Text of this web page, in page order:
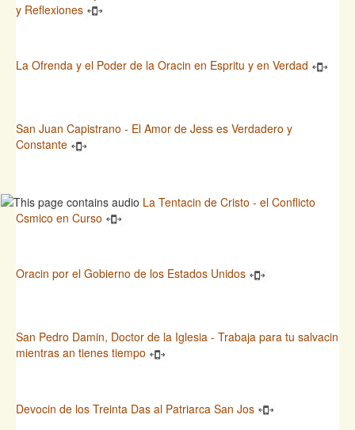
y Reflexiones
La Ofrenda y el Poder de la Oracin en Espritu y en Verdad
San Juan Capistrano - El Amor de Jess es Verdadero y
Constante
La Tentacin de Cristo - el Conflicto
Csmico en Curso
Oracin por el Gobierno de los Estados Unidos
San Pedro Damin, Doctor de la Iglesia - Trabaja para tu salvacin
mientras an tienes tiempo
Devocin de los Treinta Das al Patriarca San Jos